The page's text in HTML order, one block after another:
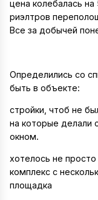
цена колебалась
риэлтров
Все за добычей
Определились со
быть в объекте:
стройки, чтоб не
на которые делали
окном.
хотелось не
комплекс с
площадка